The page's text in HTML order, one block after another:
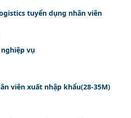
tuyển dụng nhân viên
vụ
viên xuất nhập khẩu(28-35M)